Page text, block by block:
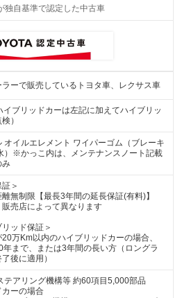
独自基準で認定した中古車
ラーで販売しているトヨタ車、レクサス車
ブリッドカーは左記に加えてハイブリッ
）
オイルエレメント ワイパーゴム（ブレーキ
）※かっこ内は、メンテナンスノート記載
み
＞
無制限【最長3年間の延長保証(有料)】
売店によって異なります
ッド保証＞
万Km以内のハイブリッドカーの場合、
年まで、または3年間の長い方（ロングラ
後に適用）
テアリング機構等 約60項目5,000部品
ーの場合